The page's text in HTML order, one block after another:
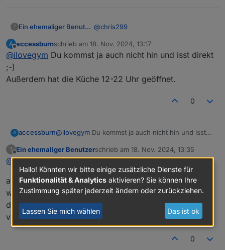
? Ein ehemaliger Benutzer @chris299
Ja, um 16.00 gibts noch kein Essen..
denke, das soll 18 Uhr heissen.. ;)
A
Offline
accessburnschrieb am 18. Nov. 2024, 13:17
zuletzt editiert von
@ilovegym Du kommst ja auch nicht hin und isst direkt
;-)
Außerdem hat die Küche 12-22 Uhr geöffnet.
0
A accessburn@ilovegym Du kommst ja auch nicht hin und isst
Außerdem hat die Küche 12-22 Uhr geöffnet.
?
Offline
Ein ehemaliger Benutzerschrieb am 18. Nov. 2024, 13:35
zuletzt editiert von
@accessburn
alles gut.. ja.. dann.. ;) 16 Uhr ist fuer mich auch ok,
wenn einer spaeter kommt, ist ja auch nicht schlimm..
denke bis 18 Uhr sollten dann alle da sein.. und wir
verhungern/verdursten nicht..
0
Hallo! Könnten wir bitte einige zusätzliche Dienste für
Funktionalität & Analytics aktivieren? Sie können Ihre
Zustimmung später jederzeit ändern oder zurückziehen.
Lassen Sie mich wählen Das ist ok